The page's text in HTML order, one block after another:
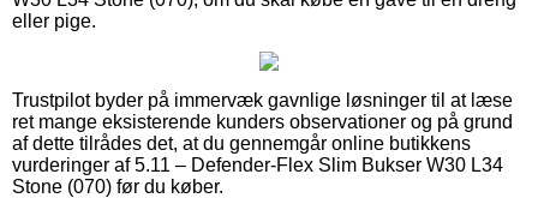
eller pige.
Trustpilot byder på immervæk gavnlige løsninger til at læse
ret mange eksisterende kunders observationer og på grund
af dette tilrådes det, at du gennemgår online butikkens
vurderinger af 5.11 – Defender-Flex Slim Bukser W30 L34
Stone (070) før du køber.